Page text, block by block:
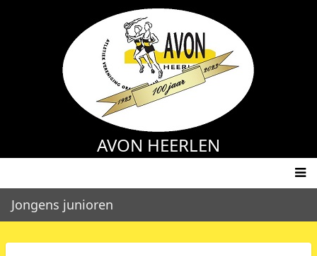
AVON HEERLEN
Main
navigation
Jongens junioren